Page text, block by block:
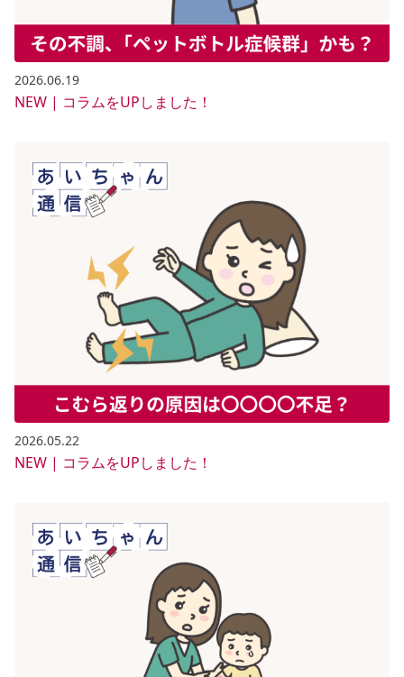
2026.06.19
NEW | コラムをUPしました！
2026.05.22
NEW | コラムをUPしました！